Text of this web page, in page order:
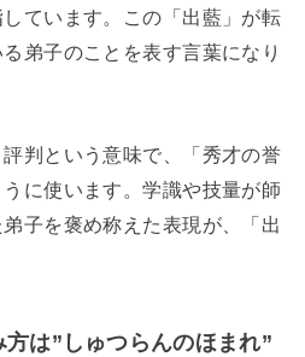
ています。この「出藍」が転
弟子のことを表す言葉になり
評判という意味で、「秀才の誉
に使います。学識や技量が師
子を褒め称えた表現が、「出
方は”しゅつらんのほまれ”